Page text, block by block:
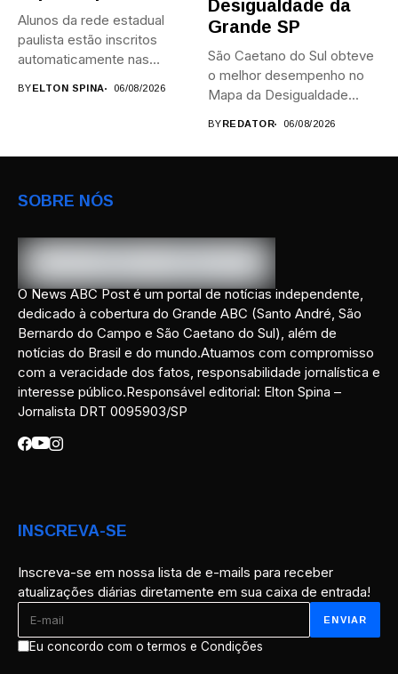
Alunos da rede estadual
paulista estão inscritos
automaticamente nas
BYELTON SPINA 06/08/2026
Desigualdade da
Grande SP
São Caetano do Sul obteve
o melhor desempenho no
Mapa da Desigualdade...
BYREDATOR 06/08/2026
SOBRE NÓS
O News ABC Post é um portal de notícias independente,
dedicado à cobertura do Grande ABC (Santo André, São
Bernardo do Campo e São Caetano do Sul), além de
notícias do Brasil e do mundo.Atuamos com compromisso
com a veracidade dos fatos, responsabilidade jornalística e
interesse público.Responsável editorial: Elton Spina –
Jornalista DRT 0095903/SP
INSCREVA-SE
Inscreva-se em nossa lista de e-mails para receber
atualizações diárias diretamente em sua caixa de entrada!
Eu concordo com o termos e Condições